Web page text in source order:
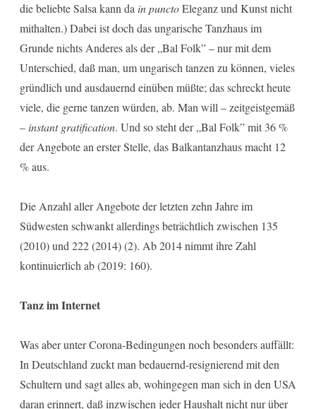
die beliebte Salsa kann da in punctoEleganz und Kunst nicht
mithalten.) Dabei ist doch das ungarische Tanzhaus im
Grunde nichts Anderes als der „Bal Folk” – nur mit dem
Unterschied, daß man, um ungarisch tanzen zu können, vieles
gründlich und ausdauernd einüben müßte; das schreckt heute
viele, die gerne tanzen würden, ab. Man will – zeitgeistgemäß
– instant gratification. Und so steht der „Bal Folk” mit 36 %
der Angebote an erster Stelle, das Balkantanzhaus macht 12
% aus.
Die Anzahl aller Angebote der letzten zehn Jahre im
Südwesten schwankt allerdings beträchtlich zwischen 135
(2010) und 222 (2014) (2). Ab 2014 nimmt ihre Zahl
kontinuierlich ab (2019: 160).
Tanz im Internet
Was aber unter Corona-Bedingungen noch besonders auffällt:
In Deutschland zuckt man bedauernd-resignierend mit den
Schultern und sagt alles ab, wohingegen man sich in den USA
daran erinnert, daß inzwischen jeder Haushalt nicht nur über